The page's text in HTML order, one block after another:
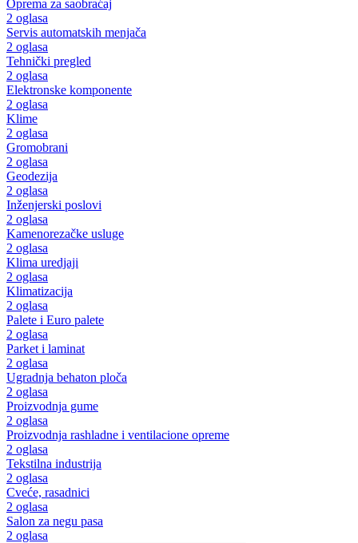
Oprema za saobraćaj
2 oglasa
Servis automatskih menjača
2 oglasa
Tehnički pregled
2 oglasa
Elektronske komponente
2 oglasa
Klime
2 oglasa
Gromobrani
2 oglasa
Geodezija
2 oglasa
Inženjerski poslovi
2 oglasa
Kamenorezačke usluge
2 oglasa
Klima uredjaji
2 oglasa
Klimatizacija
2 oglasa
Palete i Euro palete
2 oglasa
Parket i laminat
2 oglasa
Ugradnja behaton ploča
2 oglasa
Proizvodnja gume
2 oglasa
Proizvodnja rashladne i ventilacione opreme
2 oglasa
Tekstilna industrija
2 oglasa
Cveće, rasadnici
2 oglasa
Salon za negu pasa
2 oglasa